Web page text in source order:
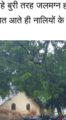
बुरी तरह
आते ही नालियों के